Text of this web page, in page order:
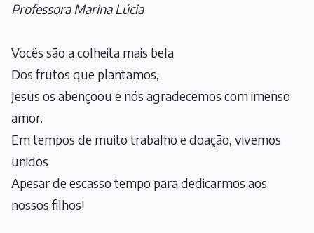
Professora Marina Lúcia
Vocês são a colheita mais bela
Dos frutos que plantamos,
Jesus os abençoou e nós agradecemos com imenso
amor.
Em tempos de muito trabalho e doação, vivemos
unidos
Apesar de escasso tempo para dedicarmos aos
nossos filhos!